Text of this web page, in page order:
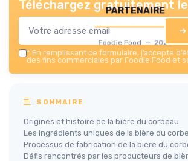
partenaire
Foodie Food — 2026
Téléchargez gratuitement
➔
* En remplissant ce formulaire, j’accepte
des fins commerciales par Foodie Food et
SOMMAIRE
Origines et histoire de la bière du corbeau
Les ingrédients uniques de la bière du
Processus de fabrication de la bière du
Défis rencontrés par les producteurs de